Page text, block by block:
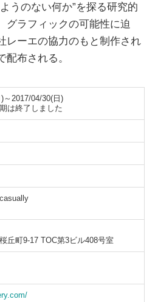
うのない何か”を探る研究的
グラフィックの可能性に迫
レーエの協力のもと制作され
布される。
～2017/04/30(日)
は終了しました
丘町9-17 TOC第3ビル408号室